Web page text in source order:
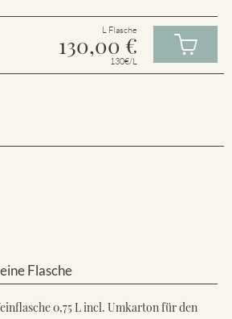
L Flasche
130,00 €
130€/L
Flasche
0,75 L incl. Umkarton für den